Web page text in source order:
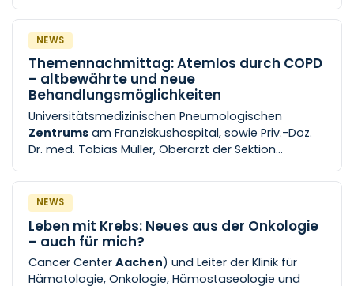
informieren gemeinsam beim Themen
NEWS
Themennachmittag: Atemlos durch COPD
– altbewährte und neue
Behandlungsmöglichkeiten
Universitätsmedizinischen Pneumologischen
Zentrums am Franziskushospital, sowie Priv.-Doz.
Dr. med. Tobias Müller, Oberarzt der Sektion
informieren gemeinsam beim Themen
NEWS
Leben mit Krebs: Neues aus der Onkologie
– auch für mich?
Cancer Center Aachen) und Leiter der Klinik für
Hämatologie, Onkologie, Hämostaseologie und